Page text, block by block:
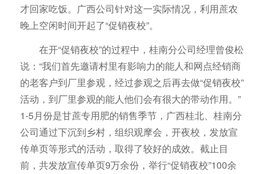
才回家吃饭。广西公司针对这一实际情况，利用蔗农
晚上空闲时间开起了“促销夜校”。
在开“促销夜校”的过程中，桂南分公司经理曾俊松
说：“我们首先邀请村里有影响力的能人和网点经销商
的老客户到厂里参观，经过参观之后再去做“促销夜校”
活动，到厂里参观的能人他们会有很大的带动作用。”
1-5月份是甘蔗专用肥的销售季节，广西桂北、桂南分
公司通过下沉到乡村，组织观摩会，开夜校，发放宣
传单页等形式的活动，取得了较好的成效。截止目
前，共发放宣传单页9万余份，举行“促销夜校”100余